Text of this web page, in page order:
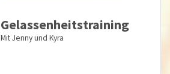
Gelassenheitstraining
Mit Jenny und Kyra